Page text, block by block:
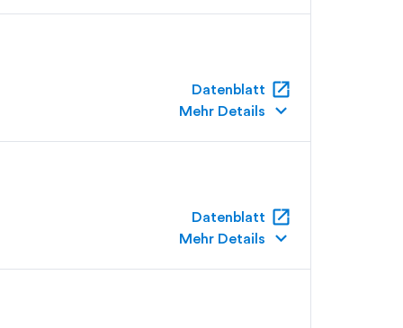
Datenblatt open_in_new
Mehr Details keyboard_arrow_down
Datenblatt open_in_new
Mehr Details keyboard_arrow_down